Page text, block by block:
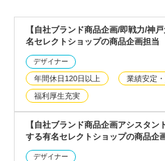
【自社ブランド商品企画/即戦力/神
名セレクトショップの商品企画担当
デザイナー
年間休日120日以上 業績安定
福利厚生充実
【自社ブランド商品企画アシスタ
する有名セレクトショップの商品企
デザイナー